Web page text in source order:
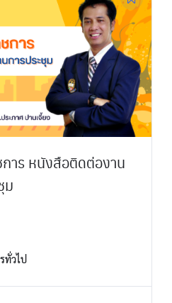
าร หนังสือติดต่องาน
ม
ทั่วไป